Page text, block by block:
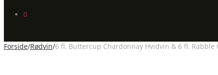
0
Forside/Rødvin/6 fl. Buttercup Chardonnay Hvidvin & 6 fl. Rabble